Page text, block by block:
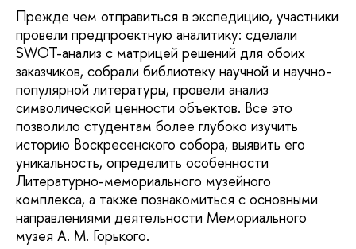
Прежде чем отправиться в экспедицию, участники
провели предпроектную аналитику: сделали
SWOT-анализ с матрицей решений для обоих
заказчиков, собрали библиотеку научной и научно-
популярной литературы, провели анализ
символической ценности объектов. Все это
позволило студентам более глубоко изучить
историю Воскресенского собора, выявить его
уникальность, определить особенности
Литературно-мемориального музейного
комплекса, а также познакомиться с основными
направлениями деятельности Мемориального
музея А. М. Горького.